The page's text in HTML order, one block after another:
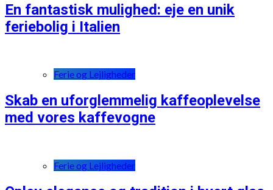
En fantastisk mulighed: eje en unik
feriebolig i Italien
Ferie og Lejligheder
Skab en uforglemmelig kaffeoplevelse
med vores kaffevogne
Ferie og Lejligheder